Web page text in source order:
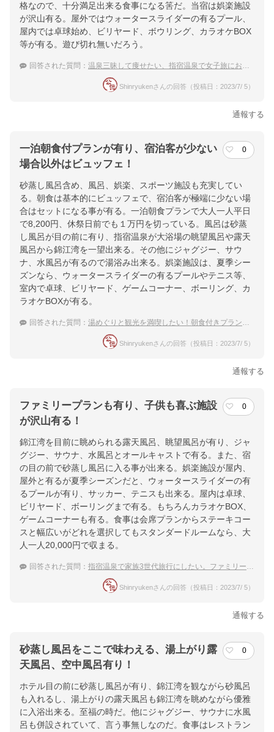
格なので、十分満足出来る食事になる筈だ。当宿は娯楽施設
が沢山有る。屋外ではウォータースライダーの有るプール、
屋内では卓球始め、ビリヤード、ボウリング、カラオケBOX
等が有る。遊び切れ無いだろう。
回答された質問： 温泉三昧して痩せたい、指宿温泉で女子旅におすすめの宿は？
Shinryukenさんの回答（投稿日：2023/7/ 5）
通報する
一泊朝食付プランが有り、宿泊客が少ない
場合以外はビュッフェ！
0
砂蒸し風呂含め、風呂、娯楽、スポーツ施設も充実してい
る。朝食は基本的にビュッフェで、宿泊客が極端に少ない場
合はセットになる事が有る。一泊朝食プランで大人一人平日
で8,200円、休祭日前でも１万円を切っている。風呂は砂蒸
し風呂が目の前に有り、指宿温泉が大浴場の眺望風呂や露天
風呂から錦江湾を一望出来る。その他にジャグジー、サウ
ナ、水風呂が有るので湯浴み出来る。娯楽施設は、夏季シー
ズンなら、ウォータースライダーの有るプールやテニス等、
室内で卓球、ビリヤード、ゲームコーナー、ボーリング、カ
ラオケBOXが有る。
回答された質問： 湯めぐりと観光を満喫したい！朝食付きプランがある指宿温泉の宿を教えて！
Shinryukenさんの回答（投稿日：2023/7/ 5）
通報する
ファミリープランも有り、子供も喜ぶ施設
が沢山有る！
0
錦江湾を目前に眺められる露天風呂、眺望風呂が有り、ジャ
グジー、サウナ、水風呂とオールキャストで有る。また、宿
の目の前で砂蒸し風呂に入る事が出来る。娯楽施設が屋内、
屋外と有るが夏季シーズンだと、ウォータースライダーの有
るプールが有り、サッカー、テニスも出来る。屋内は卓球、
ビリヤード、ボーリングまで有る。もちろんカラオケBOX、
ゲームコーナーも有る。食事は会席プランからステーキコー
スと幅広いがどれを選択してもスタンダードルームなら、大
人一人20,000円で収まる。
回答された質問： 指宿温泉で家族3世代旅行にしたい。ファミリーにおすすめの温泉宿は？
Shinryukenさんの回答（投稿日：2023/7/ 5）
通報する
砂蒸し風呂をここで味わえる、湯上がり露
天風呂、空中風呂有り！
0
ホテル目の前に砂蒸し風呂が有り、錦江湾を観ながら砂風呂
も入れるし、湯上がりの露天風呂も錦江湾を眺めながら優雅
に入浴出来る。至福の時だ。他にジャグジー、サウナに水風
呂も併設されていて、言う事無しなのだ。食事はレストラン